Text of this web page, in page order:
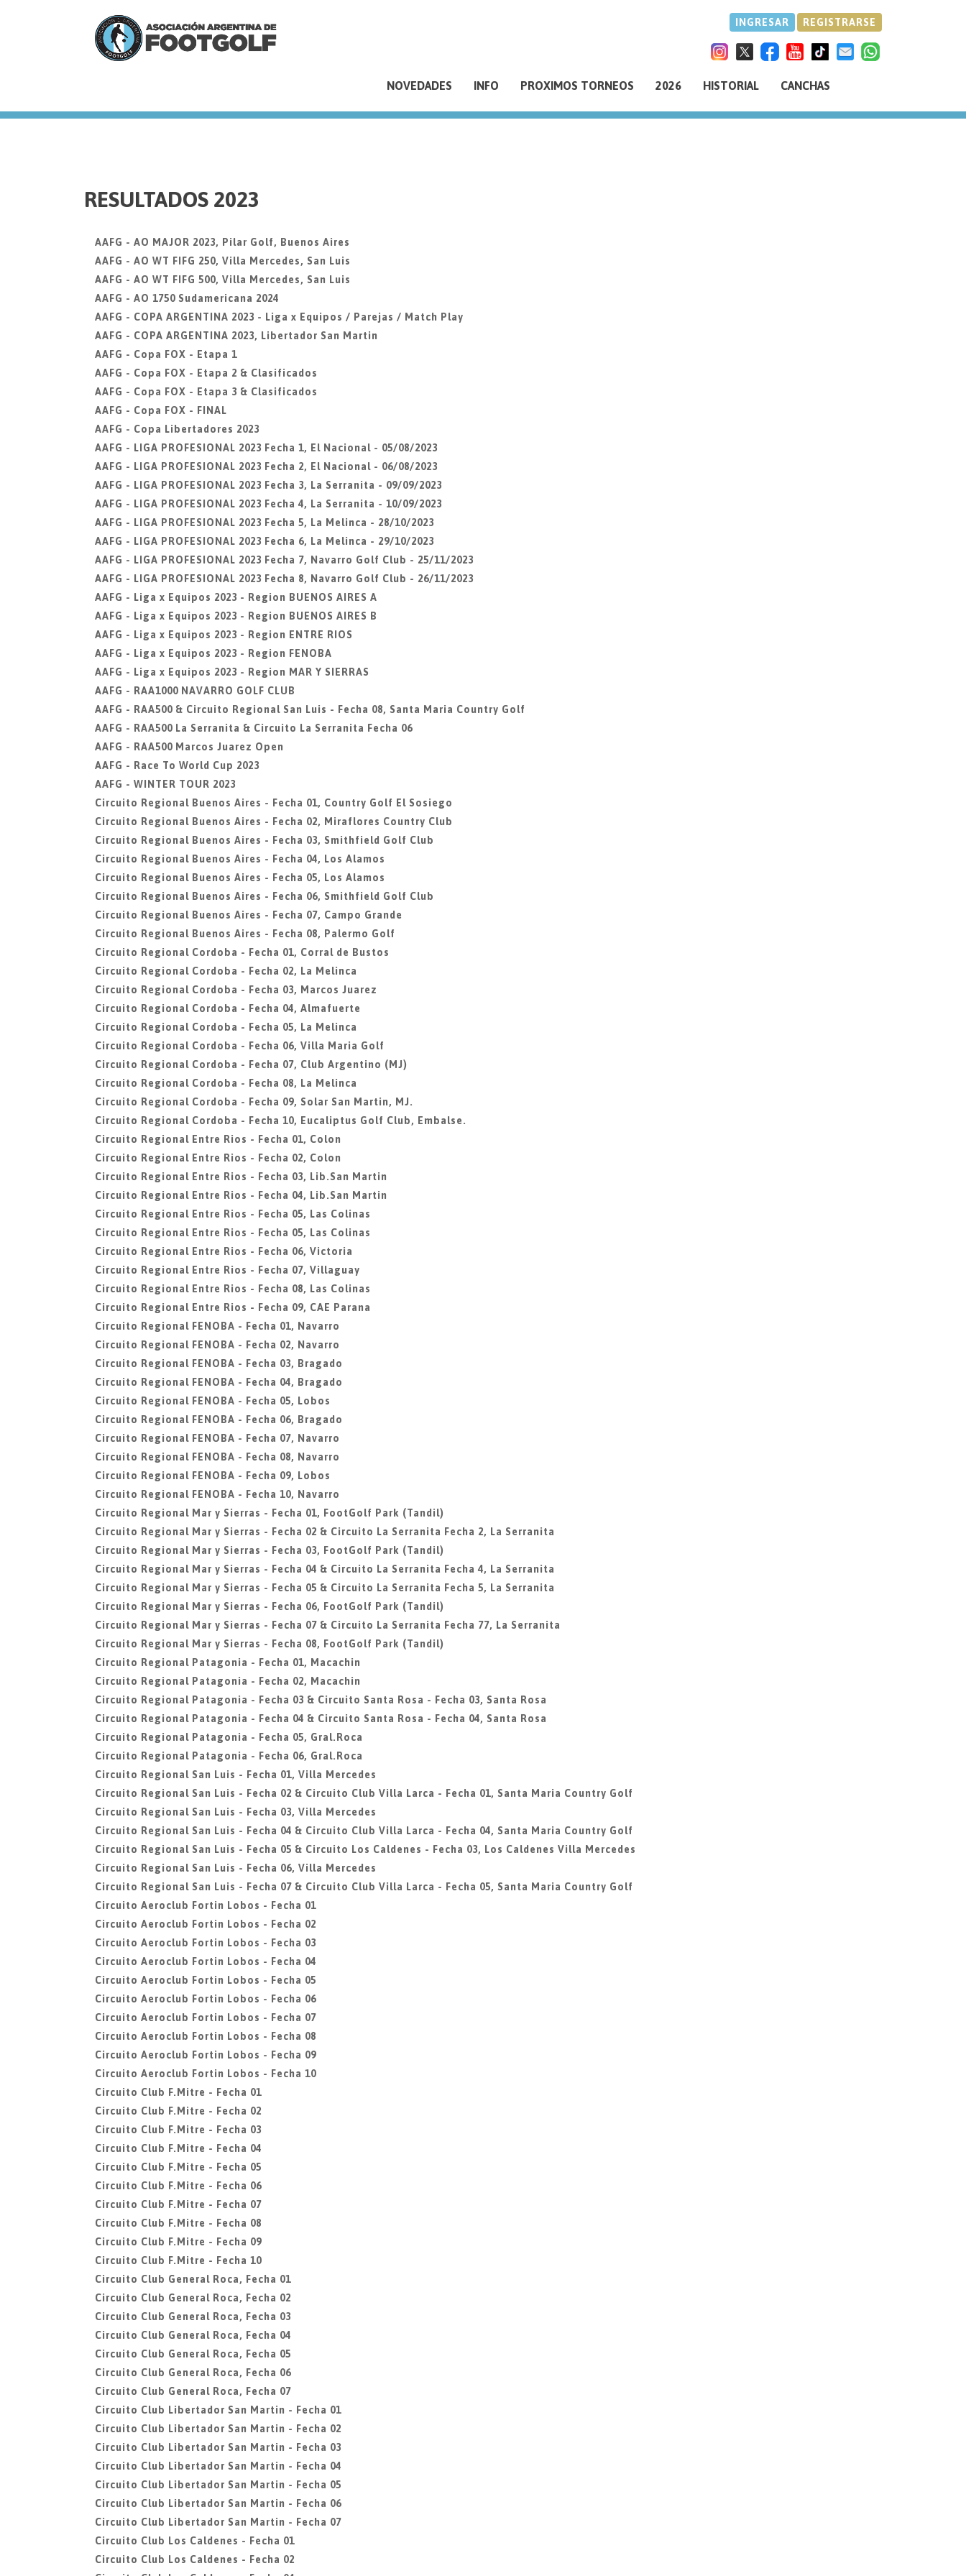
we
INGRESAR REGISTRARSE
NOVEDADES INFO PROXIMOS TORNEOS 2026 HISTORIAL CANCHAS
RESULTADOS 2023
AAFG - AO MAJOR 2023, Pilar Golf, Buenos Aires
AAFG - AO WT FIFG 250, Villa Mercedes, San Luis
AAFG - AO WT FIFG 500, Villa Mercedes, San Luis
AAFG - AO 1750 Sudamericana 2024
AAFG - COPA ARGENTINA 2023 - Liga x Equipos / Parejas / Match Play
AAFG - COPA ARGENTINA 2023, Libertador San Martin
AAFG - Copa FOX - Etapa 1
AAFG - Copa FOX - Etapa 2 & Clasificados
AAFG - Copa FOX - Etapa 3 & Clasificados
AAFG - Copa FOX - FINAL
AAFG - Copa Libertadores 2023
AAFG - LIGA PROFESIONAL 2023 Fecha 1, El Nacional - 05/08/2023
AAFG - LIGA PROFESIONAL 2023 Fecha 2, El Nacional - 06/08/2023
AAFG - LIGA PROFESIONAL 2023 Fecha 3, La Serranita - 09/09/2023
AAFG - LIGA PROFESIONAL 2023 Fecha 4, La Serranita - 10/09/2023
AAFG - LIGA PROFESIONAL 2023 Fecha 5, La Melinca - 28/10/2023
AAFG - LIGA PROFESIONAL 2023 Fecha 6, La Melinca - 29/10/2023
AAFG - LIGA PROFESIONAL 2023 Fecha 7, Navarro Golf Club - 25/11/2023
AAFG - LIGA PROFESIONAL 2023 Fecha 8, Navarro Golf Club - 26/11/2023
AAFG - Liga x Equipos 2023 - Region BUENOS AIRES A
AAFG - Liga x Equipos 2023 - Region BUENOS AIRES B
AAFG - Liga x Equipos 2023 - Region ENTRE RIOS
AAFG - Liga x Equipos 2023 - Region FENOBA
AAFG - Liga x Equipos 2023 - Region MAR Y SIERRAS
AAFG - RAA1000 NAVARRO GOLF CLUB
AAFG - RAA500 & Circuito Regional San Luis - Fecha 08, Santa Maria Country Golf
AAFG - RAA500 La Serranita & Circuito La Serranita Fecha 06
AAFG - RAA500 Marcos Juarez Open
AAFG - Race To World Cup 2023
AAFG - WINTER TOUR 2023
Circuito Regional Buenos Aires - Fecha 01, Country Golf El Sosiego
Circuito Regional Buenos Aires - Fecha 02, Miraflores Country Club
Circuito Regional Buenos Aires - Fecha 03, Smithfield Golf Club
Circuito Regional Buenos Aires - Fecha 04, Los Alamos
Circuito Regional Buenos Aires - Fecha 05, Los Alamos
Circuito Regional Buenos Aires - Fecha 06, Smithfield Golf Club
Circuito Regional Buenos Aires - Fecha 07, Campo Grande
Circuito Regional Buenos Aires - Fecha 08, Palermo Golf
Circuito Regional Cordoba - Fecha 01, Corral de Bustos
Circuito Regional Cordoba - Fecha 02, La Melinca
Circuito Regional Cordoba - Fecha 03, Marcos Juarez
Circuito Regional Cordoba - Fecha 04, Almafuerte
Circuito Regional Cordoba - Fecha 05, La Melinca
Circuito Regional Cordoba - Fecha 06, Villa Maria Golf
Circuito Regional Cordoba - Fecha 07, Club Argentino (MJ)
Circuito Regional Cordoba - Fecha 08, La Melinca
Circuito Regional Cordoba - Fecha 09, Solar San Martin, MJ.
Circuito Regional Cordoba - Fecha 10, Eucaliptus Golf Club, Embalse.
Circuito Regional Entre Rios - Fecha 01, Colon
Circuito Regional Entre Rios - Fecha 02, Colon
Circuito Regional Entre Rios - Fecha 03, Lib.San Martin
Circuito Regional Entre Rios - Fecha 04, Lib.San Martin
Circuito Regional Entre Rios - Fecha 05, Las Colinas
Circuito Regional Entre Rios - Fecha 05, Las Colinas
Circuito Regional Entre Rios - Fecha 06, Victoria
Circuito Regional Entre Rios - Fecha 07, Villaguay
Circuito Regional Entre Rios - Fecha 08, Las Colinas
Circuito Regional Entre Rios - Fecha 09, CAE Parana
Circuito Regional FENOBA - Fecha 01, Navarro
Circuito Regional FENOBA - Fecha 02, Navarro
Circuito Regional FENOBA - Fecha 03, Bragado
Circuito Regional FENOBA - Fecha 04, Bragado
Circuito Regional FENOBA - Fecha 05, Lobos
Circuito Regional FENOBA - Fecha 06, Bragado
Circuito Regional FENOBA - Fecha 07, Navarro
Circuito Regional FENOBA - Fecha 08, Navarro
Circuito Regional FENOBA - Fecha 09, Lobos
Circuito Regional FENOBA - Fecha 10, Navarro
Circuito Regional Mar y Sierras - Fecha 01, FootGolf Park (Tandil)
Circuito Regional Mar y Sierras - Fecha 02 & Circuito La Serranita Fecha 2, La Serranita
Circuito Regional Mar y Sierras - Fecha 03, FootGolf Park (Tandil)
Circuito Regional Mar y Sierras - Fecha 04 & Circuito La Serranita Fecha 4, La Serranita
Circuito Regional Mar y Sierras - Fecha 05 & Circuito La Serranita Fecha 5, La Serranita
Circuito Regional Mar y Sierras - Fecha 06, FootGolf Park (Tandil)
Circuito Regional Mar y Sierras - Fecha 07 & Circuito La Serranita Fecha 77, La Serranita
Circuito Regional Mar y Sierras - Fecha 08, FootGolf Park (Tandil)
Circuito Regional Patagonia - Fecha 01, Macachin
Circuito Regional Patagonia - Fecha 02, Macachin
Circuito Regional Patagonia - Fecha 03 & Circuito Santa Rosa - Fecha 03, Santa Rosa
Circuito Regional Patagonia - Fecha 04 & Circuito Santa Rosa - Fecha 04, Santa Rosa
Circuito Regional Patagonia - Fecha 05, Gral.Roca
Circuito Regional Patagonia - Fecha 06, Gral.Roca
Circuito Regional San Luis - Fecha 01, Villa Mercedes
Circuito Regional San Luis - Fecha 02 & Circuito Club Villa Larca - Fecha 01, Santa Maria Country Golf
Circuito Regional San Luis - Fecha 03, Villa Mercedes
Circuito Regional San Luis - Fecha 04 & Circuito Club Villa Larca - Fecha 04, Santa Maria Country Golf
Circuito Regional San Luis - Fecha 05 & Circuito Los Caldenes - Fecha 03, Los Caldenes Villa Mercedes
Circuito Regional San Luis - Fecha 06, Villa Mercedes
Circuito Regional San Luis - Fecha 07 & Circuito Club Villa Larca - Fecha 05, Santa Maria Country Golf
Circuito Aeroclub Fortin Lobos - Fecha 01
Circuito Aeroclub Fortin Lobos - Fecha 02
Circuito Aeroclub Fortin Lobos - Fecha 03
Circuito Aeroclub Fortin Lobos - Fecha 04
Circuito Aeroclub Fortin Lobos - Fecha 05
Circuito Aeroclub Fortin Lobos - Fecha 06
Circuito Aeroclub Fortin Lobos - Fecha 07
Circuito Aeroclub Fortin Lobos - Fecha 08
Circuito Aeroclub Fortin Lobos - Fecha 09
Circuito Aeroclub Fortin Lobos - Fecha 10
Circuito Club F.Mitre - Fecha 01
Circuito Club F.Mitre - Fecha 02
Circuito Club F.Mitre - Fecha 03
Circuito Club F.Mitre - Fecha 04
Circuito Club F.Mitre - Fecha 05
Circuito Club F.Mitre - Fecha 06
Circuito Club F.Mitre - Fecha 07
Circuito Club F.Mitre - Fecha 08
Circuito Club F.Mitre - Fecha 09
Circuito Club F.Mitre - Fecha 10
Circuito Club General Roca, Fecha 01
Circuito Club General Roca, Fecha 02
Circuito Club General Roca, Fecha 03
Circuito Club General Roca, Fecha 04
Circuito Club General Roca, Fecha 05
Circuito Club General Roca, Fecha 06
Circuito Club General Roca, Fecha 07
Circuito Club Libertador San Martin - Fecha 01
Circuito Club Libertador San Martin - Fecha 02
Circuito Club Libertador San Martin - Fecha 03
Circuito Club Libertador San Martin - Fecha 04
Circuito Club Libertador San Martin - Fecha 05
Circuito Club Libertador San Martin - Fecha 06
Circuito Club Libertador San Martin - Fecha 07
Circuito Club Los Caldenes - Fecha 01
Circuito Club Los Caldenes - Fecha 02